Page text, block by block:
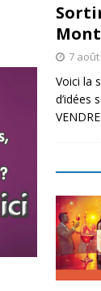
7
Voici la
d’idées